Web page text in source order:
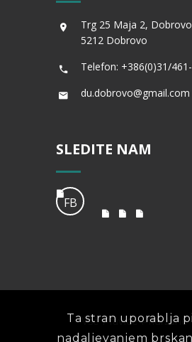
Trg 25 Maja 2, Dobrovo
5212 Dobrovo
Telefon: +386(0)31/
du.dobrovo@gmail.com
SLEDITE NAM
FB
Vse Pravice
Ta stran uporablja
nadaljevanjem